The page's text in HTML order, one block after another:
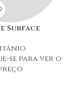
Surface
se para ver o